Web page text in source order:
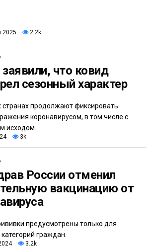
2025 2.2k
что ковид
сезонный характер
странах продолжают фиксировать
коронавирусом, в том числе с
исходом.
3k
России отменил
вакцинацию от
предусмотрены только для
граждан.
3.2k